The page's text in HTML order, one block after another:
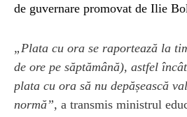
de guvernare promovat de Ilie
„Plata cu ora se raportează la
de ore pe săptămână), astfel
plata cu ora să nu depășească
normă”, a transmis ministrul